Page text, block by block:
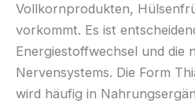
Vollkornprodukten,
vorkommt. Es ist
Energiestoffwechsel und die
Nervensystems. Die Form
wird häufig in